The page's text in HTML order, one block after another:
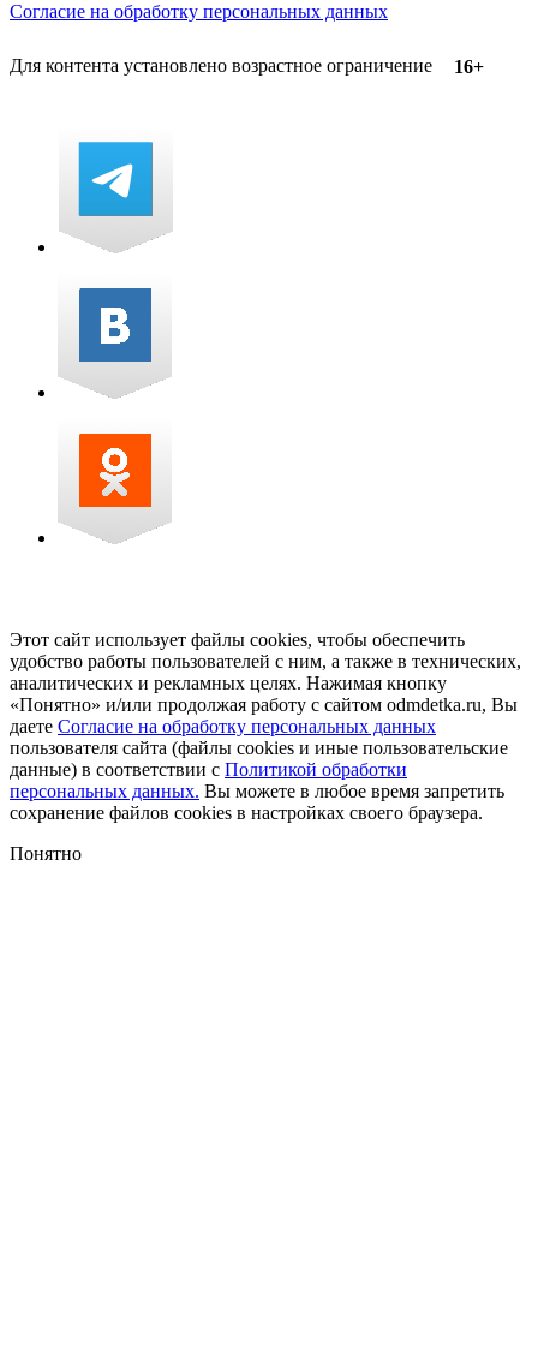
Согласие на обработку персональных данных
Для контента установлено возрастное ограничение 16+
Этот сайт использует файлы cookies, чтобы обеспечить
удобство работы пользователей с ним, а также в технических,
аналитических и рекламных целях. Нажимая кнопку
«Понятно» и/или продолжая работу с сайтом odmdetka.ru, Вы
даете Согласие на обработку персональных данных
пользователя сайта (файлы cookies и иные пользовательские
данные) в соответствии с Политикой обработки
персональных данных. Вы можете в любое время запретить
сохранение файлов cookies в настройках своего браузера.
Понятно